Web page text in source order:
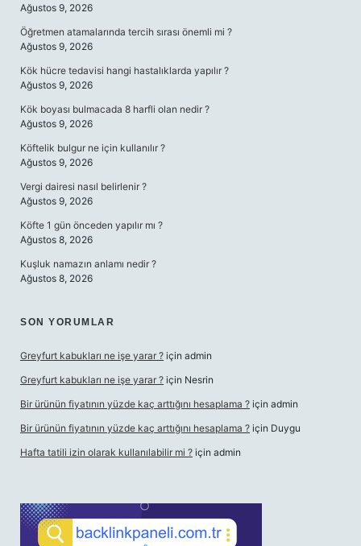
Ağustos 9, 2026
Öğretmen atamalarında tercih sırası önemli mi ?
Ağustos 9, 2026
Kök hücre tedavisi hangi hastalıklarda yapılır ?
Ağustos 9, 2026
Kök boyası bulmacada 8 harfli olan nedir ?
Ağustos 9, 2026
Köftelik bulgur ne için kullanılır ?
Ağustos 9, 2026
Vergi dairesi nasıl belirlenir ?
Ağustos 9, 2026
Köfte 1 gün önceden yapılır mı ?
Ağustos 8, 2026
Kuşluk namazın anlamı nedir ?
Ağustos 8, 2026
SON YORUMLAR
Greyfurt kabukları ne işe yarar ? için admin
Greyfurt kabukları ne işe yarar ? için Nesrin
Bir ürünün fiyatının yüzde kaç arttığını hesaplama ? için admin
Bir ürünün fiyatının yüzde kaç arttığını hesaplama ? için Duygu
Hafta tatili izin olarak kullanılabilir mi ? için admin